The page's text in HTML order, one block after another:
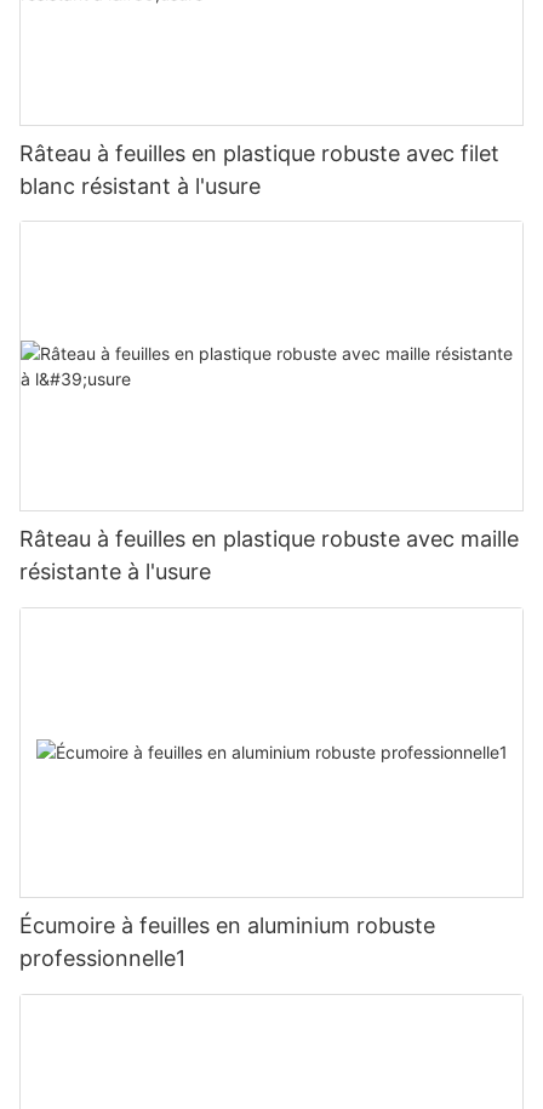
Râteau à feuilles en plastique robuste avec filet
blanc résistant à l'usure
Râteau à feuilles en plastique robuste avec maille
résistante à l'usure
Écumoire à feuilles en aluminium robuste
professionnelle1